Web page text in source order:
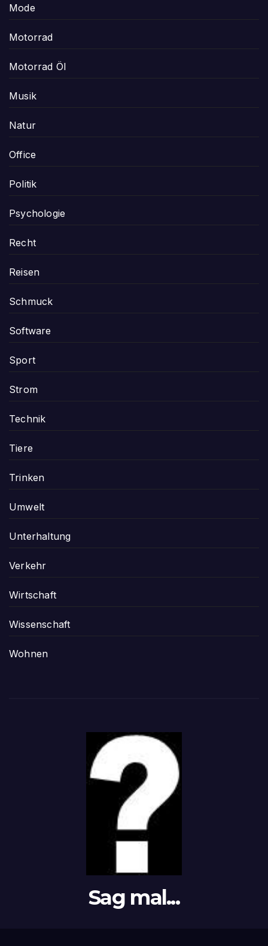
Mode
Motorrad
Motorrad Öl
Musik
Natur
Office
Politik
Psychologie
Recht
Reisen
Schmuck
Software
Sport
Strom
Technik
Tiere
Trinken
Umwelt
Unterhaltung
Verkehr
Wirtschaft
Wissenschaft
Wohnen
Sag mal...